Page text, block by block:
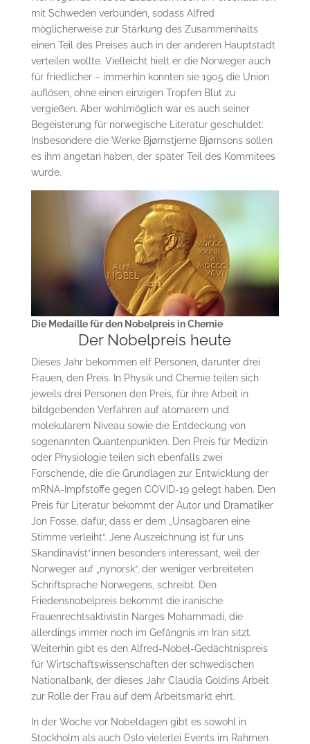
mit Schweden verbunden, sodass Alfred
möglicherweise zur Stärkung des Zusammenhalts
einen Teil des Preises auch in der anderen Hauptstadt
verteilen wollte. Vielleicht hielt er die Norweger auch
für friedlicher – immerhin konnten sie 1905 die Union
auflösen, ohne einen einzigen Tropfen Blut zu
vergießen. Aber wohlmöglich war es auch seiner
Begeisterung für norwegische Literatur geschuldet:
Insbesondere die Werke Bjørnstjerne Bjørnsons sollen
es ihm angetan haben, der später Teil des Kommitees
wurde.
Die Medaille für den Nobelpreis in Chemie
Der Nobelpreis heute
Dieses Jahr bekommen elf Personen, darunter drei
Frauen, den Preis. In Physik und Chemie teilen sich
jeweils drei Personen den Preis, für ihre Arbeit in
bildgebenden Verfahren auf atomarem und
molekularem Niveau sowie die Entdeckung von
sogenannten Quantenpunkten. Den Preis für Medizin
oder Physiologie teilen sich ebenfalls zwei
Forschende, die die Grundlagen zur Entwicklung der
mRNA-Impfstoffe gegen COVID-19 gelegt haben. Den
Preis für Literatur bekommt der Autor und Dramatiker
Jon Fosse, dafür, dass er dem „Unsagbaren eine
Stimme verleiht“. Jene Auszeichnung ist für uns
Skandinavist*innen besonders interessant, weil der
Norweger auf „nynorsk“, der weniger verbreiteten
Schriftsprache Norwegens, schreibt. Den
Friedensnobelpreis bekommt die iranische
Frauenrechtsaktivistin Narges Mohammadi, die
allerdings immer noch im Gefängnis im Iran sitzt.
Weiterhin gibt es den Alfred-Nobel-Gedächtnispreis
für Wirtschaftswissenschaften der schwedischen
Nationalbank, der dieses Jahr Claudia Goldins Arbeit
zur Rolle der Frau auf dem Arbeitsmarkt ehrt.
In der Woche vor Nobeldagen gibt es sowohl in
Stockholm als auch Oslo vielerlei Events im Rahmen